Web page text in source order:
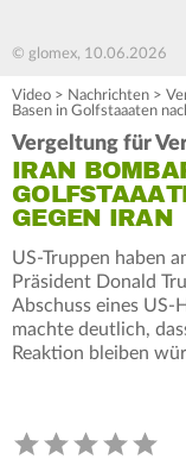
© glomex, 10.06.2026
Video > Nachrichten >
Basen in Golfstaaaten
Vergeltung für
IRAN
GEGEN IRAN
US-Truppen haben
Präsident Donald
Abschuss eines US-
machte deutlich,
Reaktion bleiben